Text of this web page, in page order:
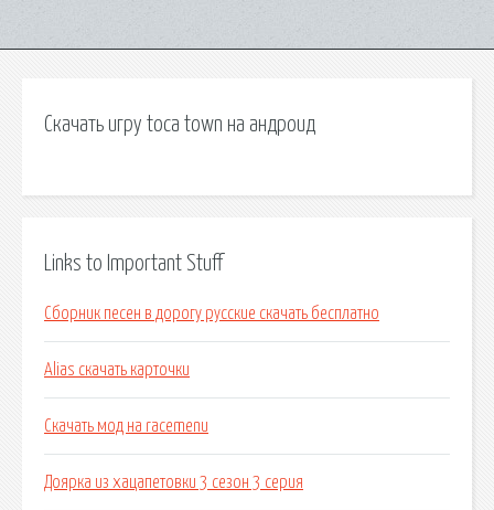
Скачать игру toca town на андроид
Links to Important Stuff
Сборник песен в дорогу русские скачать бесплатно
Alias скачать карточки
Скачать мод на racemenu
Доярка из хацапетовки 3 сезон 3 серия